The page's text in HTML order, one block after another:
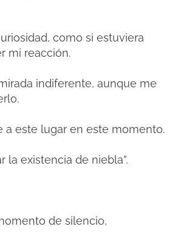
como si estuviera
mi reacción.
indiferente, aunque me
a este lugar en este momento.
la existencia de niebla”.
de silencio,